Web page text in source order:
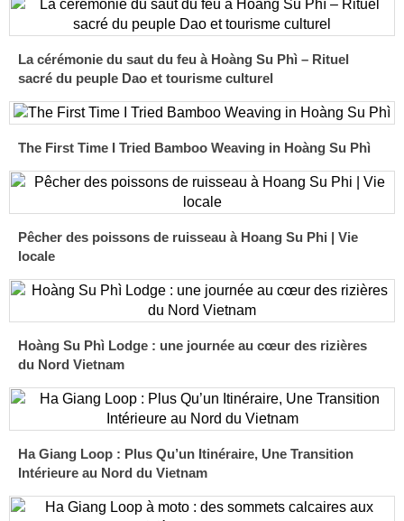
La cérémonie du saut du feu à Hoàng Su Phì – Rituel
sacré du peuple Dao et tourisme culturel
The First Time I Tried Bamboo Weaving in Hoàng Su Phì
Pêcher des poissons de ruisseau à Hoang Su Phi | Vie
locale
Hoàng Su Phì Lodge : une journée au cœur des rizières
du Nord Vietnam
Ha Giang Loop : Plus Qu’un Itinéraire, Une Transition
Intérieure au Nord du Vietnam